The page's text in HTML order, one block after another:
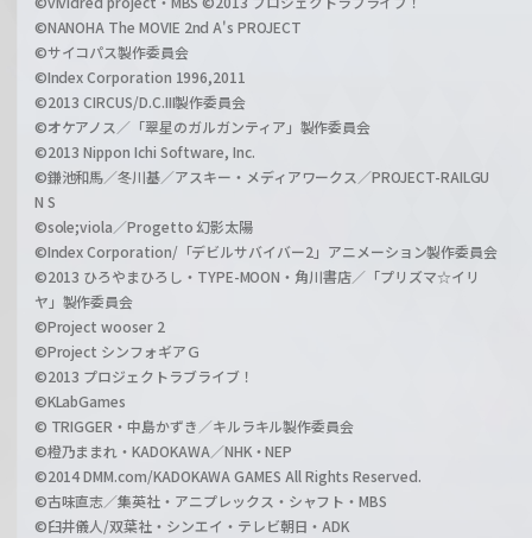
©NANOHA The MOVIE 2nd A's PROJECT
©サイコパス製作委員会
©Index Corporation 1996,2011
©2013 CIRCUS/D.C.III製作委員会
©オケアノス／「翠星のガルガンティア」製作委員会
©2013 Nippon Ichi Software, Inc.
©鎌池和馬／冬川基／アスキー・メディアワークス／PROJECT-RAILGU
N S
©sole;viola／Progetto 幻影太陽
©Index Corporation/「デビルサバイバー2」アニメーション製作委員会
©2013 ひろやまひろし・TYPE-MOON・角川書店／「プリズマ☆イリ
ヤ」製作委員会
©Project wooser 2
©Project シンフォギアＧ
©2013 プロジェクトラブライブ！
©KLabGames
© TRIGGER・中島かずき／キルラキル製作委員会
©橙乃ままれ・KADOKAWA／NHK・NEP
©2014 DMM.com/KADOKAWA GAMES All Rights Reserved.
©古味直志／集英社・アニプレックス・シャフト・MBS
©臼井儀人/双葉社・シンエイ・テレビ朝日・ADK